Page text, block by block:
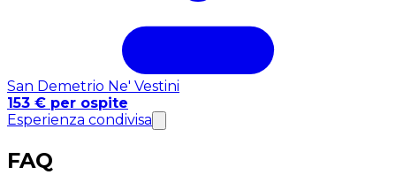
San Demetrio Ne' Vestini
153 € per ospite
Esperienza condivisa
FAQ